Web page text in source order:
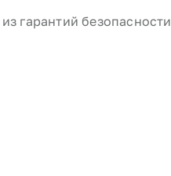
гарантий безопасности